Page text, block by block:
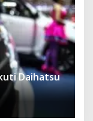
Daihatsu